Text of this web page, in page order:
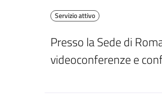
Servizio attivo
Presso la Sede di
videoconferenze e